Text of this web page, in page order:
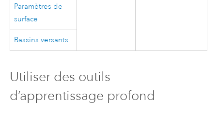
Paramètres de
surface
Bassins versants
Utiliser des outils
d’apprentissage profond